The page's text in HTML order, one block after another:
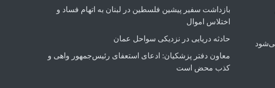
بازداشت سفیر پیشین فلسطین در لبنان به اتهام فساد و
اختلاس اموال
حادثه دریایی در نزدیکی سواحل عمان
معاون دفتر پزشکیان: ادعای استعفای رئیس‌جمهور واهی و
کذب محض است